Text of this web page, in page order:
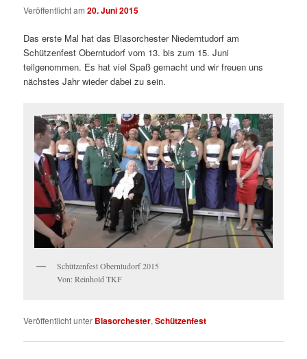
Veröffentlicht am20. Juni 2015
Das erste Mal hat das Blasorchester Niederntudorf am
Schützenfest Oberntudorf vom 13. bis zum 15. Juni
teilgenommen. Es hat viel Spaß gemacht und wir freuen uns
nächstes Jahr wieder dabei zu sein.
Schützenfest Oberntudorf 2015
Von: Reinhold TKF
Veröffentlicht unter Blasorchester,Schützenfest